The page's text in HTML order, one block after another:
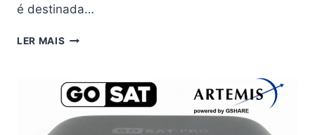
é destinada…
LER MAIS GOSAT
V236
–
16/04/2026